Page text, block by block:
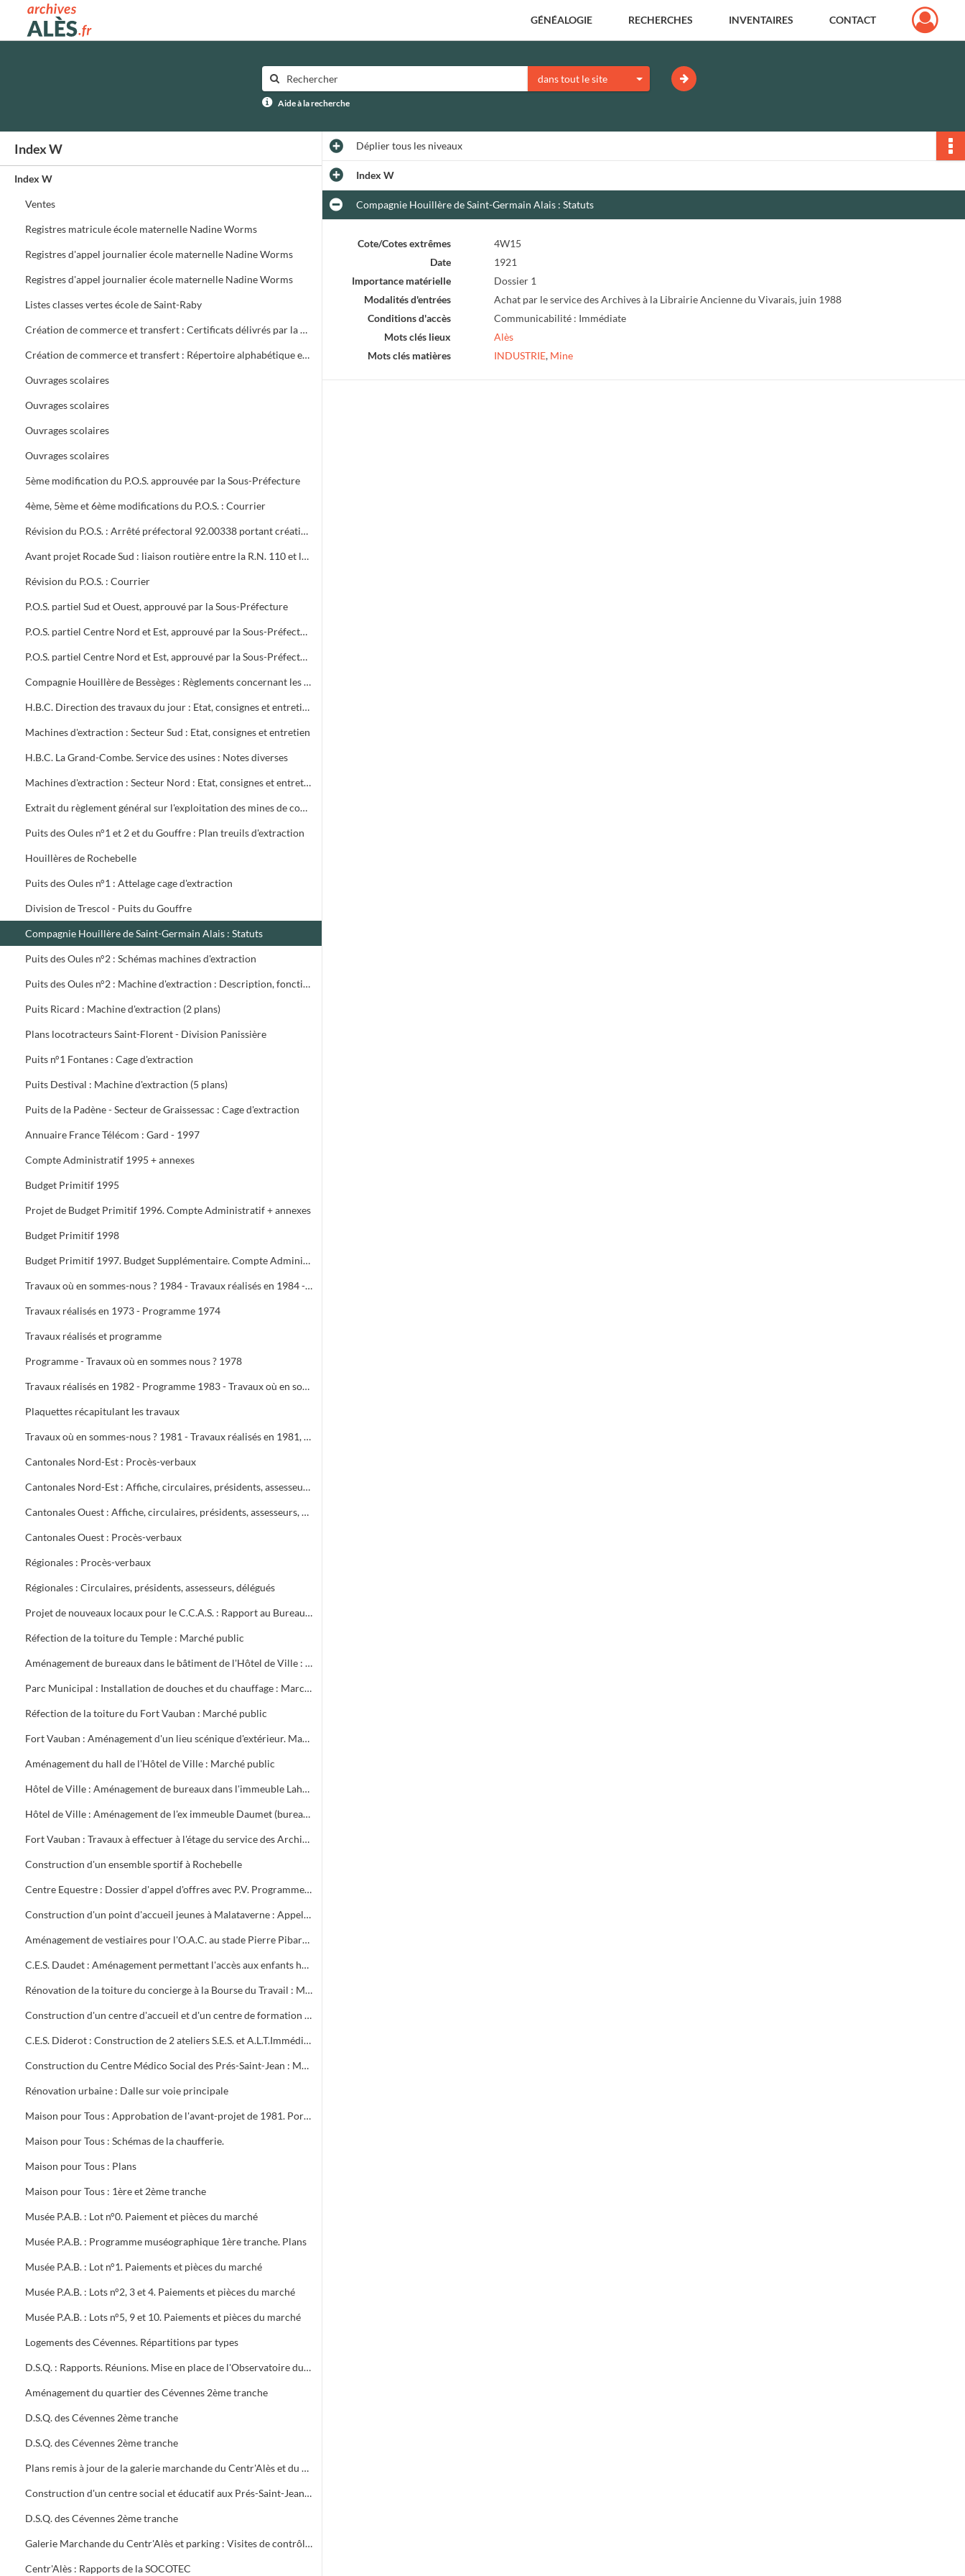
Archives municipales d'Alès GÉNÉALOGIE RECHERCHES INVENTAIRES CONTACT
dans tout le site
Aide à la recherche
Index W
Index W
Ventes
Registres matricule école maternelle Nadine Worms
Registres d'appel journalier école maternelle Nadine Worms
Registres d'appel journalier école maternelle Nadine Worms
Listes classes vertes école de Saint-Raby
Création de commerce et transfert : Certificats délivrés par la mairie
Création de commerce et transfert : Répertoire alphabétique et chronologique
Ouvrages scolaires
Ouvrages scolaires
Ouvrages scolaires
Ouvrages scolaires
5ème modification du P.O.S. approuvée par la Sous-Préfecture
4ème, 5ème et 6ème modifications du P.O.S. : Courrier
Révision du P.O.S. : Arrêté préfectoral 92.00338 portant création d'utilité publique projet à 2x2 voies R.N.106 entre Alès et Boucoiran
Avant projet Rocade Sud : liaison routière entre la R.N. 110 et la R.N. 106
Révision du P.O.S. : Courrier
P.O.S. partiel Sud et Ouest, approuvé par la Sous-Préfecture
P.O.S. partiel Centre Nord et Est, approuvé par la Sous-Préfecture
P.O.S. partiel Centre Nord et Est, approuvé par la Sous-Préfecture
Compagnie Houillère de Bessèges : Règlements concernant les ouvriers
H.B.C. Direction des travaux du jour : Etat, consignes et entretien des machines d'extraction
Machines d'extraction : Secteur Sud : Etat, consignes et entretien
H.B.C. La Grand-Combe. Service des usines : Notes diverses
Machines d'extraction : Secteur Nord : Etat, consignes et entretien
Extrait du règlement général sur l'exploitation des mines de combustibles : décret du 13 août 1911 modifié en mai 1931
Puits des Oules n°1 et 2 et du Gouffre : Plan treuils d'extraction
Houillères de Rochebelle
Puits des Oules n°1 : Attelage cage d'extraction
Division de Trescol - Puits du Gouffre
Compagnie Houillère de Saint-Germain Alais : Statuts
Puits des Oules n°2 : Schémas machines d'extraction
Puits des Oules n°2 : Machine d'extraction : Description, fonctionnement, conduite et entretien : 3 documents
Puits Ricard : Machine d'extraction (2 plans)
Plans locotracteurs Saint-Florent - Division Panissière
Puits n°1 Fontanes : Cage d'extraction
Puits Destival : Machine d'extraction (5 plans)
Puits de la Padène - Secteur de Graissessac : Cage d'extraction
Annuaire France Télécom : Gard - 1997
Compte Administratif 1995 + annexes
Budget Primitif 1995
Projet de Budget Primitif 1996. Compte Administratif + annexes
Budget Primitif 1998
Budget Primitif 1997. Budget Supplémentaire. Compte Administratif + annexes
Travaux où en sommes-nous ? 1984 - Travaux réalisés en 1984 - Programme 1985 - Travaux 1987
Travaux réalisés en 1973 - Programme 1974
Travaux réalisés et programme
Programme - Travaux où en sommes nous ? 1978
Travaux réalisés en 1982 - Programme 1983 - Travaux où en sommes-nous ? 1983 - Travaux réalisés en 1983 - Programme 1984
Plaquettes récapitulant les travaux
Travaux où en sommes-nous ? 1981 - Travaux réalisés en 1981, programme 1982 - Travaux où en sommes-nous ? 1982
Cantonales Nord-Est : Procès-verbaux
Cantonales Nord-Est : Affiche, circulaires, présidents, assesseurs, délégués
Cantonales Ouest : Affiche, circulaires, présidents, assesseurs, délégués
Cantonales Ouest : Procès-verbaux
Régionales : Procès-verbaux
Régionales : Circulaires, présidents, assesseurs, délégués
Projet de nouveaux locaux pour le C.C.A.S. : Rapport au Bureau Municipal
Réfection de la toiture du Temple : Marché public
Aménagement de bureaux dans le bâtiment de l'Hôtel de Ville : Marché public
Parc Municipal : Installation de douches et du chauffage : Marché public
Réfection de la toiture du Fort Vauban : Marché public
Fort Vauban : Aménagement d'un lieu scénique d'extérieur. Marché public
Aménagement du hall de l'Hôtel de Ville : Marché public
Hôtel de Ville : Aménagement de bureaux dans l'immeuble Lahondès (3 tranches) : Marché public
Hôtel de Ville : Aménagement de l'ex immeuble Daumet (bureaux du 2ème étage Informatique, cave escalier) : Marché public
Fort Vauban : Travaux à effectuer à l'étage du service des Archives. Liste du mobilier à acheter. Installation du Fonds Ancien de la Bibliothèque
Construction d'un ensemble sportif à Rochebelle
Centre Equestre : Dossier d'appel d'offres avec P.V. Programme du concours. Réunions de chantier
Construction d'un point d'accueil jeunes à Malataverne : Appel d'offres
Aménagement de vestiaires pour l'O.A.C. au stade Pierre Pibarot : Estimatif
C.E.S. Daudet : Aménagement permettant l'accès aux enfants handicapés. Projet et marché public
Rénovation de la toiture du concierge à la Bourse du Travail : Marché public
Construction d'un centre d'accueil et d'un centre de formation pour l'O.A.C. Programme
C.E.S. Diderot : Construction de 2 ateliers S.E.S. et A.L.T.Immédiate. Marché public
Construction du Centre Médico Social des Prés-Saint-Jean : Marché public
Rénovation urbaine : Dalle sur voie principale
Maison pour Tous : Approbation de l'avant-projet de 1981. Portrait de Louis Aragon " un éternel printemps ". Calque de l'aménagement intérieur
Maison pour Tous : Schémas de la chaufferie.
Maison pour Tous : Plans
Maison pour Tous : 1ère et 2ème tranche
Musée P.A.B. : Lot n°0. Paiement et pièces du marché
Musée P.A.B. : Programme muséographique 1ère tranche. Plans
Musée P.A.B. : Lot n°1. Paiements et pièces du marché
Musée P.A.B. : Lots n°2, 3 et 4. Paiements et pièces du marché
Musée P.A.B. : Lots n°5, 9 et 10. Paiements et pièces du marché
Logements des Cévennes. Répartitions par types
D.S.Q. : Rapports. Réunions. Mise en place de l'Observatoire du logement du plan local de l'habitat
Aménagement du quartier des Cévennes 2ème tranche
D.S.Q. des Cévennes 2ème tranche
D.S.Q. des Cévennes 2ème tranche
Plans remis à jour de la galerie marchande du Centr'Alès et du parking
Construction d'un centre social et éducatif aux Prés-Saint-Jean Maison du Moulinet : Marché public (2ème tranche)
D.S.Q. des Cévennes 2ème tranche
Galerie Marchande du Centr'Alès et parking : Visites de contrôle de la commission de sécurité
Centr'Alès : Rapports de la SOCOTEC
Dépliertous les niveaux
Index W
Compagnie Houillère de Saint-Germain Alais : Statuts
Cote/Cotes extrêmes
4W15
Date
1921
Importance matérielle
Dossier 1
Modalités d'entrées
Achat par le service des Archives à la Librairie Ancienne du Vivarais, juin 1988
Conditions d'accès
Communicabilité : Immédiate
Mots clés lieux
Alès
Mots clés matières
INDUSTRIE, Mine